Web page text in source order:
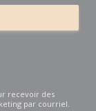
recevoir des
par courriel.